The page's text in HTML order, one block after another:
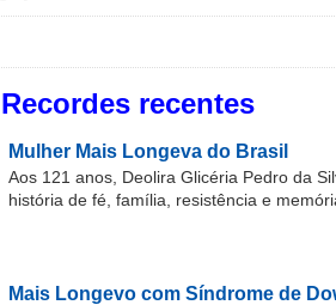
recentes
Mulher Mais Longeva do Brasil
Aos 121 anos, Deolira Glicéria Pedro da
história de fé, família, resistência e
Mais Longevo com Síndrome de